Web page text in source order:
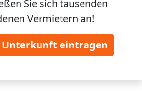
Sie sich tausenden
Vermietern an!
Unterkunft eintragen